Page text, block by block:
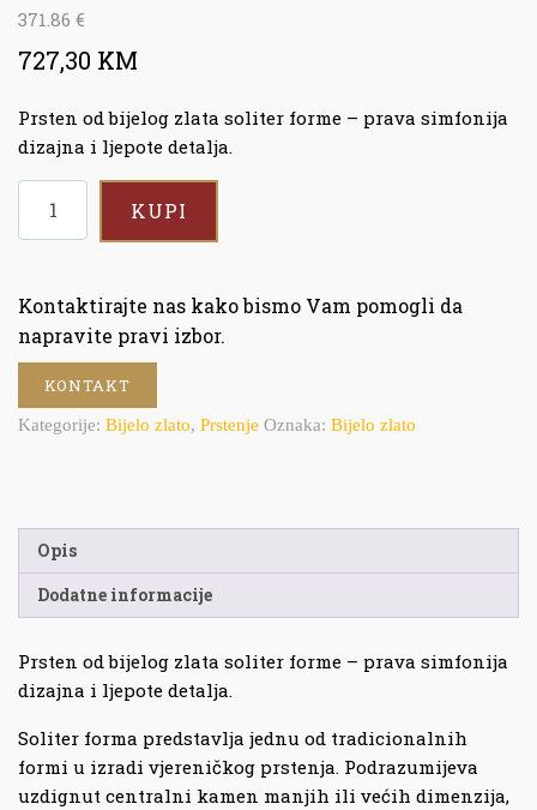
371.86 €
727,30 KM
Prsten od bijelog zlata soliter forme – prava simfonija
dizajna i ljepote detalja.
KUPI
Kontaktirajte nas kako bismo Vam pomogli da
napravite pravi izbor.
KONTAKT
Kategorije: Bijelo zlato, Prstenje Oznaka: Bijelo zlato
Opis
Dodatne informacije
Prsten od bijelog zlata soliter forme – prava simfonija
dizajna i ljepote detalja.
Soliter forma predstavlja jednu od tradicionalnih
formi u izradi vjereničkog prstenja. Podrazumijeva
uzdignut centralni kamen manjih ili većih dimenzija,